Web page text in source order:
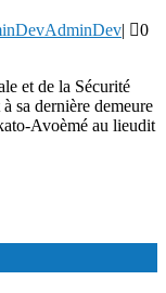
AdminDev
0
sa dernière demeure
Avoèmé au lieudit